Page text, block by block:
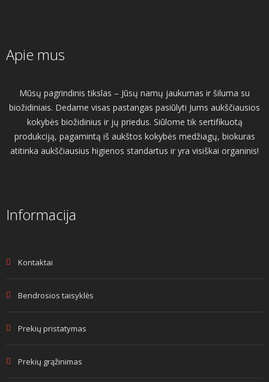
Apie mus
Mūsų pagrindinis tikslas – Jūsų namų jaukumas ir šiluma su
biožidiniais. Dedame visas pastangas pasiūlyti Jums aukščiausios
kokybės biožidinius ir jų priedus. Siūlome tik sertifikuotą
produkciją, pagamintą iš aukštos kokybės medžiagų, biokuras
atitinka aukščiausius higienos standartus ir yra visiškai organinis!
Informacija
Kontaktai
Bendrosios taisyklės
Prekių pristatymas
Prekių grąžinimas